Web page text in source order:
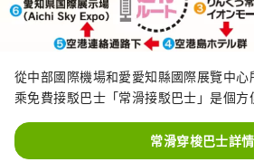
從中部國際機場和愛愛知縣國際展覽中
乘免費接駁巴士「常滑接駁巴士」是個方
常滑穿梭巴士詳情